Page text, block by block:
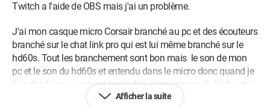
Twitch a l'aide de OBS mais j'ai un problème.
J'ai mon casque micro Corsair branché au pc et des écouteurs
branché sur le chat link pro qui est lui même branché sur le
hd60s. Tout les branchement sont bon mais le son de mon
pc et le son du hd60s et entendu dans le micro donc quand je
fais des lives on entend en double, c'est comme de l'écho et je
sais pas comment l'enleverAfficher la suite